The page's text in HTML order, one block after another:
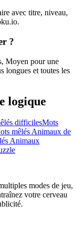
avec titre, niveau,
?
Moyen pour une
longues et toutes les
logique
difficilesMots
mêlés Animaux de
Animaux
modes de jeu,
votre cerveau